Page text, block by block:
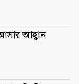
আহ্বান